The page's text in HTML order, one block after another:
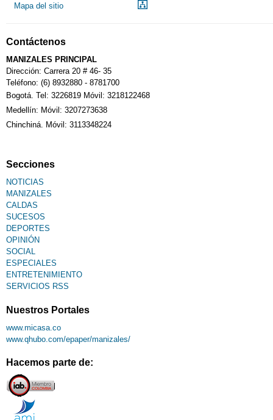
Mapa del sitio
Contáctenos
MANIZALES PRINCIPAL
Dirección: Carrera 20 # 46- 35
Teléfono: (6) 8932880 - 8781700
Bogotá. Tel: 3226819 Móvil: 3218122468
Medellín: Móvil: 3207273638
Chinchiná. Móvil: 3113348224
Secciones
NOTICIAS
MANIZALES
CALDAS
SUCESOS
DEPORTES
OPINIÓN
SOCIAL
ESPECIALES
ENTRETENIMIENTO
SERVICIOS RSS
Nuestros Portales
www.micasa.co
www.qhubo.com/epaper/manizales/
Hacemos parte de: